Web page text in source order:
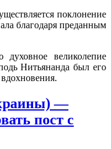
поклонение
благодаря преданным
духовное великолепие
Нитьянанда был его
—
пост с